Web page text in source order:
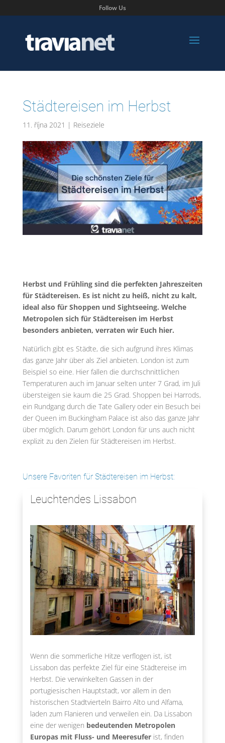
Follow Us
Städtereisen im Herbst
11. října 2021 | Reiseziele
Herbst und Frühling sind die perfekten Jahreszeiten
für Städtereisen. Es ist nicht zu heiß, nicht zu kalt,
ideal also für Shoppen und Sightseeing. Welche
Metropolen sich für Städtereisen im Herbst
besonders anbieten, verraten wir Euch hier.
Natürlich gibt es Städte, die sich aufgrund ihres Klimas
das ganze Jahr über als Ziel anbieten. London ist zum
Beispiel so eine. Hier fallen die durchschnittlichen
Temperaturen auch im Januar selten unter 7 Grad, im Juli
übersteigen sie kaum die 25 Grad. Shoppen bei Harrods,
ein Rundgang durch die Tate Gallery oder ein Besuch bei
der Queen im Buckingham Palace ist also das ganze Jahr
über möglich. Darum gehört London für uns auch nicht
explizit zu den Zielen für Städtereisen im Herbst.
Unsere Favoriten für Städtereisen im Herbst:
Leuchtendes Lissabon
Wenn die sommerliche Hitze verflogen ist, ist
Lissabon das perfekte Ziel für eine Städtereise im
Herbst. Die verwinkelten Gassen in der
portugiesischen Hauptstadt, vor allem in den
historischen Stadtvierteln Bairro Alto und Alfama,
laden zum Flanieren und verweilen ein. Da Lissabon
eine der wenigen bedeutenden Metropolen
Europas mit Fluss- und Meeresuferist, finden